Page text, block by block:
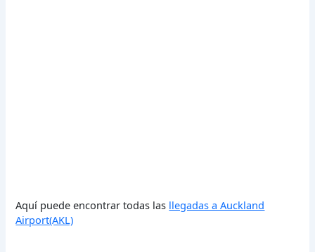
Aquí puede encontrar todas las llegadas a Auckland
Airport(AKL)